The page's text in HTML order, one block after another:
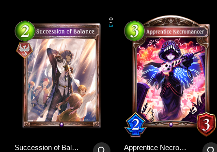
0
/
3
Succession of Balance Apprentice Necromancer